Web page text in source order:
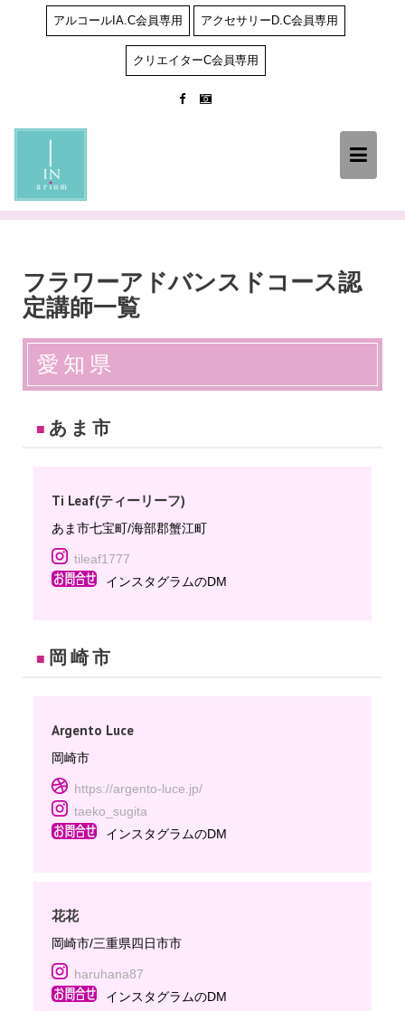
アルコールIA.C会員専用 アクセサリーD.C会員専用
クリエイターC会員専用
フラワーアドバンスドコース認
定講師一覧
愛知県
■ あま市
Ti Leaf(ティーリーフ)
あま市七宝町/海部郡蟹江町
tileaf1777
インスタグラムのDM
■ 岡崎市
Argento Luce
岡崎市
https://argento-luce.jp/
taeko_sugita
インスタグラムのDM
花花
岡崎市/三重県四日市市
haruhana87
インスタグラムのDM